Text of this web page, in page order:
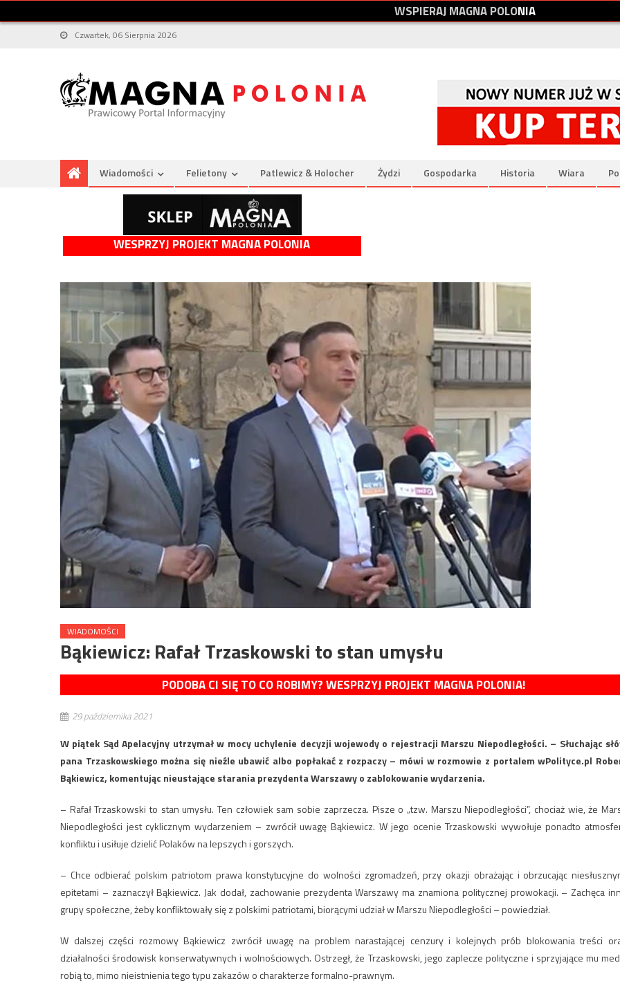
WSPIERAJMAGNAPOLONIA
Czwartek, 06 Sierpnia 2026
Wiadomości Felietony Patlewicz & Holocher Żydzi Gospodarka Historia Wiara
WESPRZYJ PROJEKT MAGNA POLONIA
WIADOMOŚCI
Bąkiewicz: Rafał Trzaskowski to stan umysłu
PODOBA CI SIĘ TO CO ROBIMY? WESPRZYJ PROJEKT MAGNA POLONIA!
29 października 2021
W piątek Sąd Apelacyjny utrzymał w mocy uchylenie decyzji wojewody o rejestracji Marszu Niepodległości. – Słuchając
pana Trzaskowskiego można się nieźle ubawić albo popłakać z rozpaczy – mówi w rozmowie z portalem wPolityce.pl
Bąkiewicz, komentując nieustające starania prezydenta Warszawy o zablokowanie wydarzenia.
– Rafał Trzaskowski to stan umysłu. Ten człowiek sam sobie zaprzecza. Pisze o „tzw. Marszu Niepodległości”, chociaż wie, że
Niepodległości jest cyklicznym wydarzeniem – zwrócił uwagę Bąkiewicz. W jego ocenie Trzaskowski wywołuje ponadto
konfliktu i usiłuje dzielić Polaków na lepszych i gorszych.
– Chce odbierać polskim patriotom prawa konstytucyjne do wolności zgromadzeń, przy okazji obrażając i obrzucając
epitetami – zaznaczył Bąkiewicz. Jak dodał, zachowanie prezydenta Warszawy ma znamiona politycznej prowokacji. – Zachęca
grupy społeczne, żeby konfliktowały się z polskimi patriotami, biorącymi udział w Marszu Niepodległości – powiedział.
W dalszej części rozmowy Bąkiewicz zwrócił uwagę na problem narastającej cenzury i kolejnych prób blokowania treści
działalności środowisk konserwatywnych i wolnościowych. Ostrzegł, że Trzaskowski, jego zaplecze polityczne i sprzyjające mu
robią to, mimo nieistnienia tego typu zakazów o charakterze formalno-prawnym.